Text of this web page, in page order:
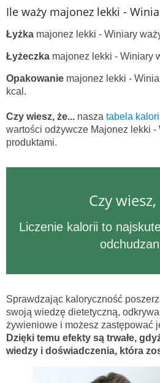
Ile waży majonez lekki -
Łyżka majonez lekki - Winiary
Łyżeczka majonez lekki - Winiary
Opakowanie majonez lekki -
kcal.
Czy wiesz, że... nasza tabela
wartości odżywcze Majonez lekki -
produktami.
Czy wiesz,
Liczenie kalorii to
Sprawdzając kaloryczność
swoją wiedzę dietetyczną,
żywieniowe i możesz zastępować
Dzięki temu efekty są trwałe,
wiedzy i doświadczenia, która